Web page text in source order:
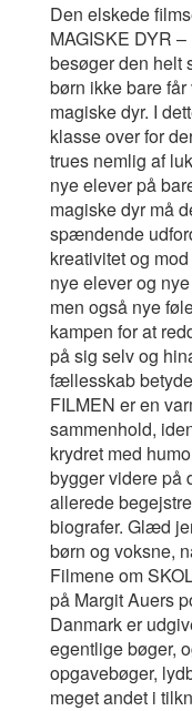
Den elskede
MAGISKE DYR
besøger den helt
børn ikke bare
magiske dyr. I
klasse over for
trues nemlig af
nye elever på
magiske dyr må
spændende
kreativitet og
nye elever og
men også nye
kampen for at
på sig selv og
fællesskab
FILMEN er en
sammenhold,
krydret med
bygger videre på
allerede
biografer. Glæd
børn og voksne,
Filmene om
på Margit Auers
Danmark er
egentlige bøger,
opgavebøger,
meget andet i